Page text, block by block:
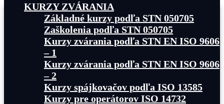
KURZY ZVÁRANIA
Základné kurzy podľa STN 050705
Zaškolenia podľa STN 050705
Kurzy zvárania podľa STN EN ISO 9606
– 1
Kurzy zvárania podľa STN EN ISO 9606
– 2
Kurzy spájkovačov podľa ISO 13585
Kurzy pre operátorov ISO 14732